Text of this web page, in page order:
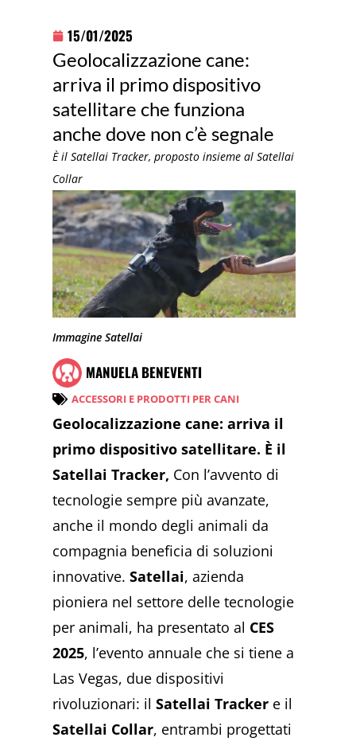
15/01/2025
Geolocalizzazione cane:
arriva il primo dispositivo
satellitare che funziona
anche dove non c’è segnale
È il Satellai Tracker, proposto insieme al Satellai
Collar
Immagine Satellai
MANUELA BENEVENTI
ACCESSORI E PRODOTTI PER CANI
Geolocalizzazione cane: arriva il
primo dispositivo satellitare. È il
Satellai Tracker, Con l’avvento di
tecnologie sempre più avanzate,
anche il mondo degli animali da
compagnia beneficia di soluzioni
innovative.Satellai, azienda
pioniera nel settore delle tecnologie
per animali, ha presentato al CES
2025, l’evento annuale che si tiene a
Las Vegas, due dispositivi
rivoluzionari: ilSatellai Tracker e il
Satellai Collar, entrambi progettati